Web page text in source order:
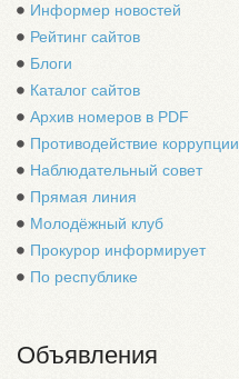
Информер новостей
Рейтинг сайтов
Блоги
Каталог сайтов
Архив номеров в PDF
Противодействие коррупции
Наблюдательный совет
Прямая линия
Молодёжный клуб
Прокурор информирует
По республике
Объявления